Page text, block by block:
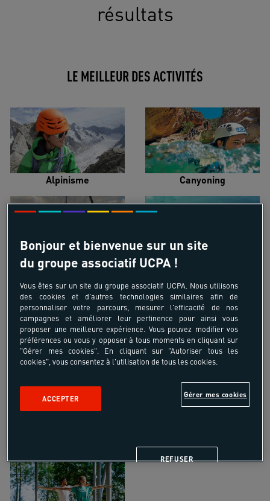
résultats
LE MEILLEUR DES ACTIVITÉS
Alpinisme Canyoning
Croisière voilier Kayak de mer
Trail Trek-Randonnée pédestre
Vélo de randonnée
Bonjour et bienvenue sur un site
du groupe associatif UCPA !
Vous êtes sur un site du groupe associatif UCPA. Nous utilisons
des cookies et d'autres technologies similaires afin de
personnaliser votre parcours, mesurer l'efficacité de nos
campagnes et améliorer leur pertinence pour ainsi vous
proposer une meilleure expérience. Vous pouvez modifier vos
préférences ou vous y opposer à tous moments en cliquant sur
"Gérer mes cookies". En cliquant sur "Autoriser tous les
cookies", vous consentez à l'utilisation de tous les cookies.
Gérer mes cookies
REFUSER
ACCEPTER